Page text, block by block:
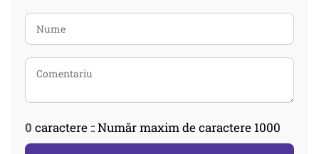
0 caractere :: Număr maxim de caractere 1000